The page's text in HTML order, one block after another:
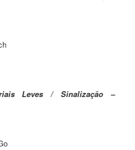
Leves / Sinalização –